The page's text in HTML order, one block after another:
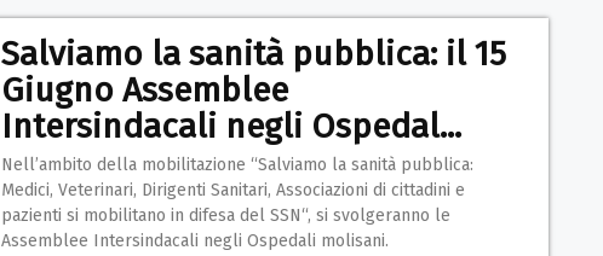
Salviamo la sanità pubblica: il 15
Giugno Assemblee
Intersindacali negli Ospedal...
Nell’ambito della mobilitazione “Salviamo la sanità pubblica:
Medici, Veterinari, Dirigenti Sanitari, Associazioni di cittadini e
pazienti si mobilitano in difesa del SSN“, si svolgeranno le
Assemblee Intersindacali negli Ospedali molisani.